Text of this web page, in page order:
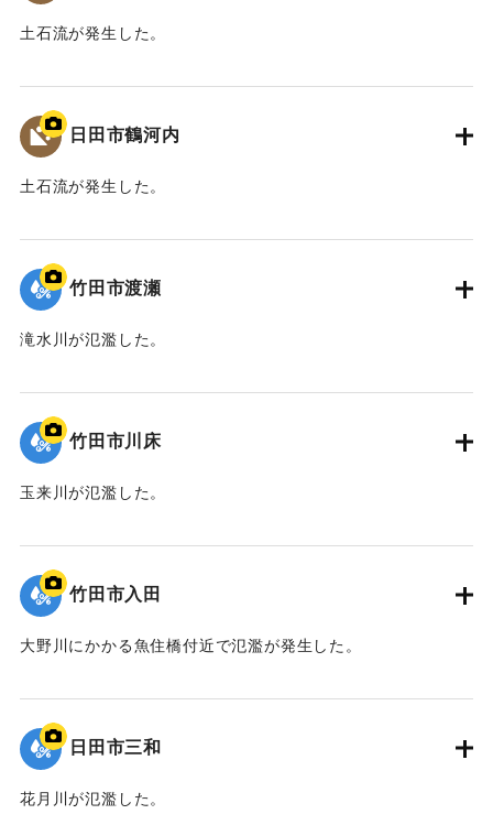
景観保全など多分野にわたる検討を、国土交通省、中津市な
平成30年11月 国土交通省山国川河川事務所
中津市
【出典：碑文】
｜固有コード:09922073
土石流が発生した。
｜固有コード:09922062
日田市鶴河内
土石流が発生した。
｜固有コード:09922061
竹田市渡瀬
滝水川が氾濫した。
｜固有コード:09922060
竹田市川床
玉来川が氾濫した。
｜固有コード:09922059
竹田市入田
大野川にかかる魚住橋付近で氾濫が発生した。
｜固有コード:09922058
日田市三和
花月川が氾濫した。